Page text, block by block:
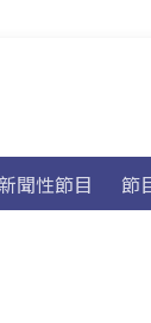
聞性節目 節